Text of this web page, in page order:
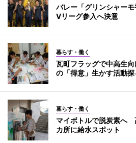
バレー「グリンシャー
Vリーグ参入へ決意
暮らす・働く
瓦町フラッグで中高生
の「得意」生かす活動探
暮らす・働く
マイボトルで脱炭素へ
カ所に給水スポット